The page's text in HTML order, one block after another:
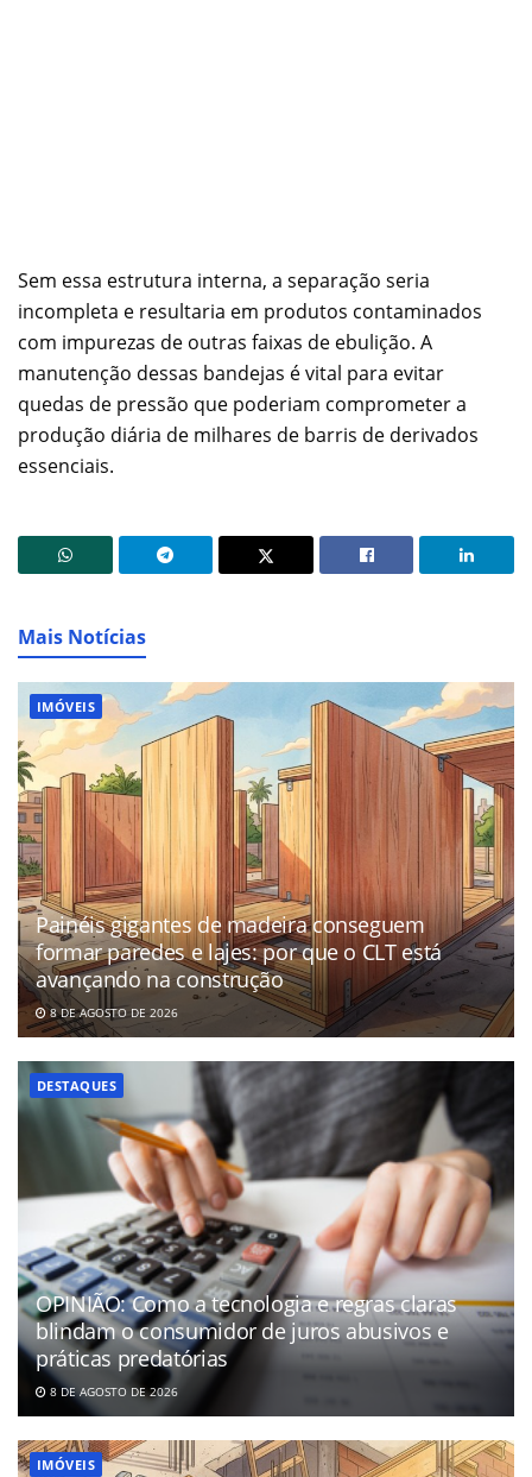
Sem essa estrutura interna, a separação seria
incompleta e resultaria em produtos contaminados
com impurezas de outras faixas de ebulição. A
manutenção dessas bandejas é vital para evitar
quedas de pressão que poderiam comprometer a
produção diária de milhares de barris de derivados
essenciais.
Mais Notícias
IMÓVEIS
Painéis gigantes de madeira conseguem
formar paredes e lajes: por que o CLT está
avançando na construção
8 DE AGOSTO DE 2026
DESTAQUES
OPINIÃO: Como a tecnologia e regras claras
blindam o consumidor de juros abusivos e
práticas predatórias
8 DE AGOSTO DE 2026
IMÓVEIS